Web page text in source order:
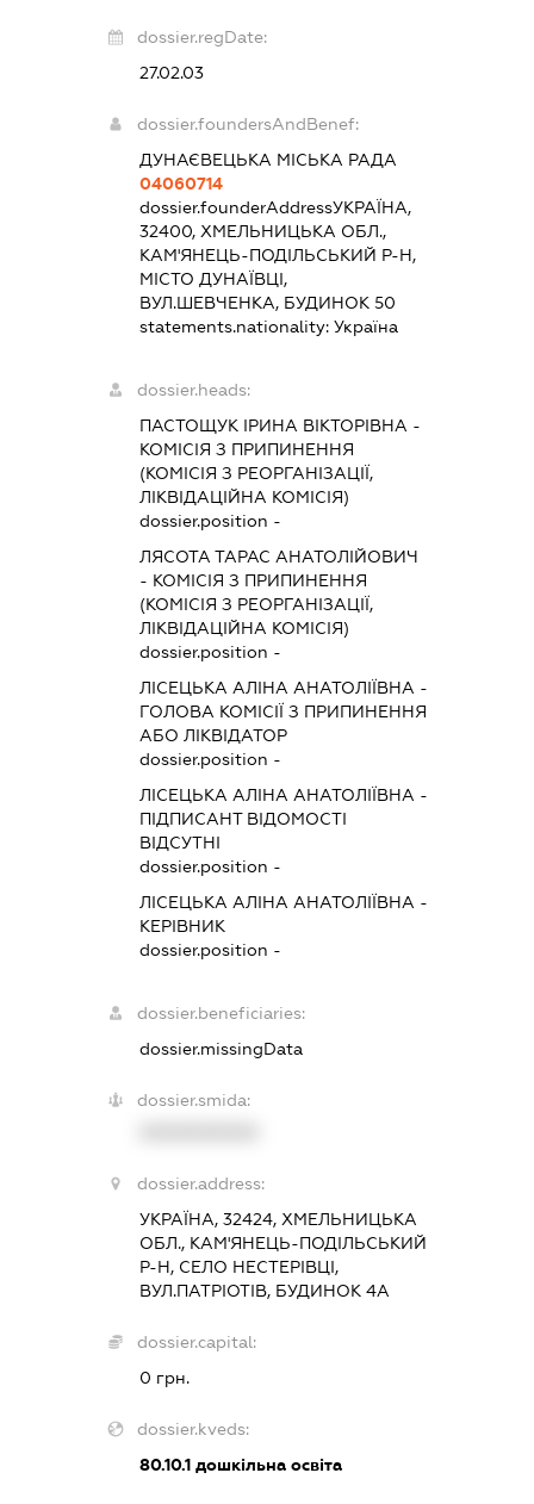
dossier.regDate:
27.02.03
dossier.foundersAndBenef:
ДУНАЄВЕЦЬКА МІСЬКА РАДА
04060714
dossier.founderAddressУКРАЇНА,
32400, ХМЕЛЬНИЦЬКА ОБЛ.,
КАМ'ЯНЕЦЬ-ПОДІЛЬСЬКИЙ Р-Н,
МІСТО ДУНАЇВЦІ,
ВУЛ.ШЕВЧЕНКА, БУДИНОК 50
statements.nationality: Україна
dossier.heads:
ПАСТОЩУК ІРИНА ВІКТОРІВНА -
КОМІСІЯ З ПРИПИНЕННЯ
(КОМІСІЯ З РЕОРГАНІЗАЦІЇ,
ЛІКВІДАЦІЙНА КОМІСІЯ)
dossier.position -
ЛЯСОТА ТАРАС АНАТОЛІЙОВИЧ
- КОМІСІЯ З ПРИПИНЕННЯ
(КОМІСІЯ З РЕОРГАНІЗАЦІЇ,
ЛІКВІДАЦІЙНА КОМІСІЯ)
dossier.position -
ЛІСЕЦЬКА АЛІНА АНАТОЛІЇВНА -
ГОЛОВА КОМІСІЇ З ПРИПИНЕННЯ
АБО ЛІКВІДАТОР
dossier.position -
ЛІСЕЦЬКА АЛІНА АНАТОЛІЇВНА -
ПІДПИСАНТВІДОМОСТІ
ВІДСУТНІ
dossier.position -
ЛІСЕЦЬКА АЛІНА АНАТОЛІЇВНА -
КЕРІВНИК
dossier.position -
dossier.beneficiaries:
dossier.missingData
dossier.smida:
dossier.address:
УКРАЇНА, 32424, ХМЕЛЬНИЦЬКА
ОБЛ., КАМ'ЯНЕЦЬ-ПОДІЛЬСЬКИЙ
Р-Н, СЕЛО НЕСТЕРІВЦІ,
ВУЛ.ПАТРІОТІВ, БУДИНОК 4А
dossier.capital:
0 грн.
dossier.kveds:
80.10.1дошкільна освіта